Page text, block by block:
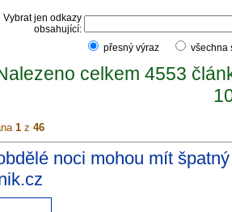
Vybrat jen odkazy
obsahující:
přesný výraz
celkem 4553
1 z 46
noci mohou mít